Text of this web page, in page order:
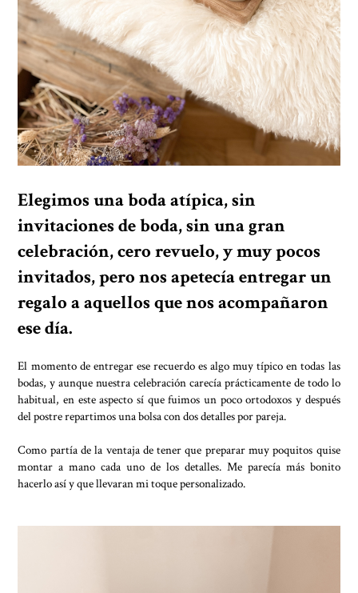
Elegimos una boda atípica, sin
invitaciones de boda, sin una gran
celebración, cero revuelo, y muy pocos
invitados, pero nos apetecía entregar un
regalo a aquellos que nos acompañaron
ese día.
El momento de entregar ese recuerdo es algo muy típico en todas las
bodas, y aunque nuestra celebración carecía prácticamente de todo lo
habitual, en este aspecto sí que fuimos un poco ortodoxos y después
del postre repartimos una bolsa con dos detalles por pareja.
Como partía de la ventaja de tener que preparar muy poquitos quise
montar a mano cada uno de los detalles. Me parecía más bonito
hacerlo así y que llevaran mi toque personalizado.